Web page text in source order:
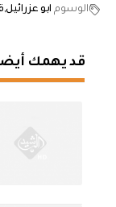
الوسوم ابو عزرائيل
قد يهمك